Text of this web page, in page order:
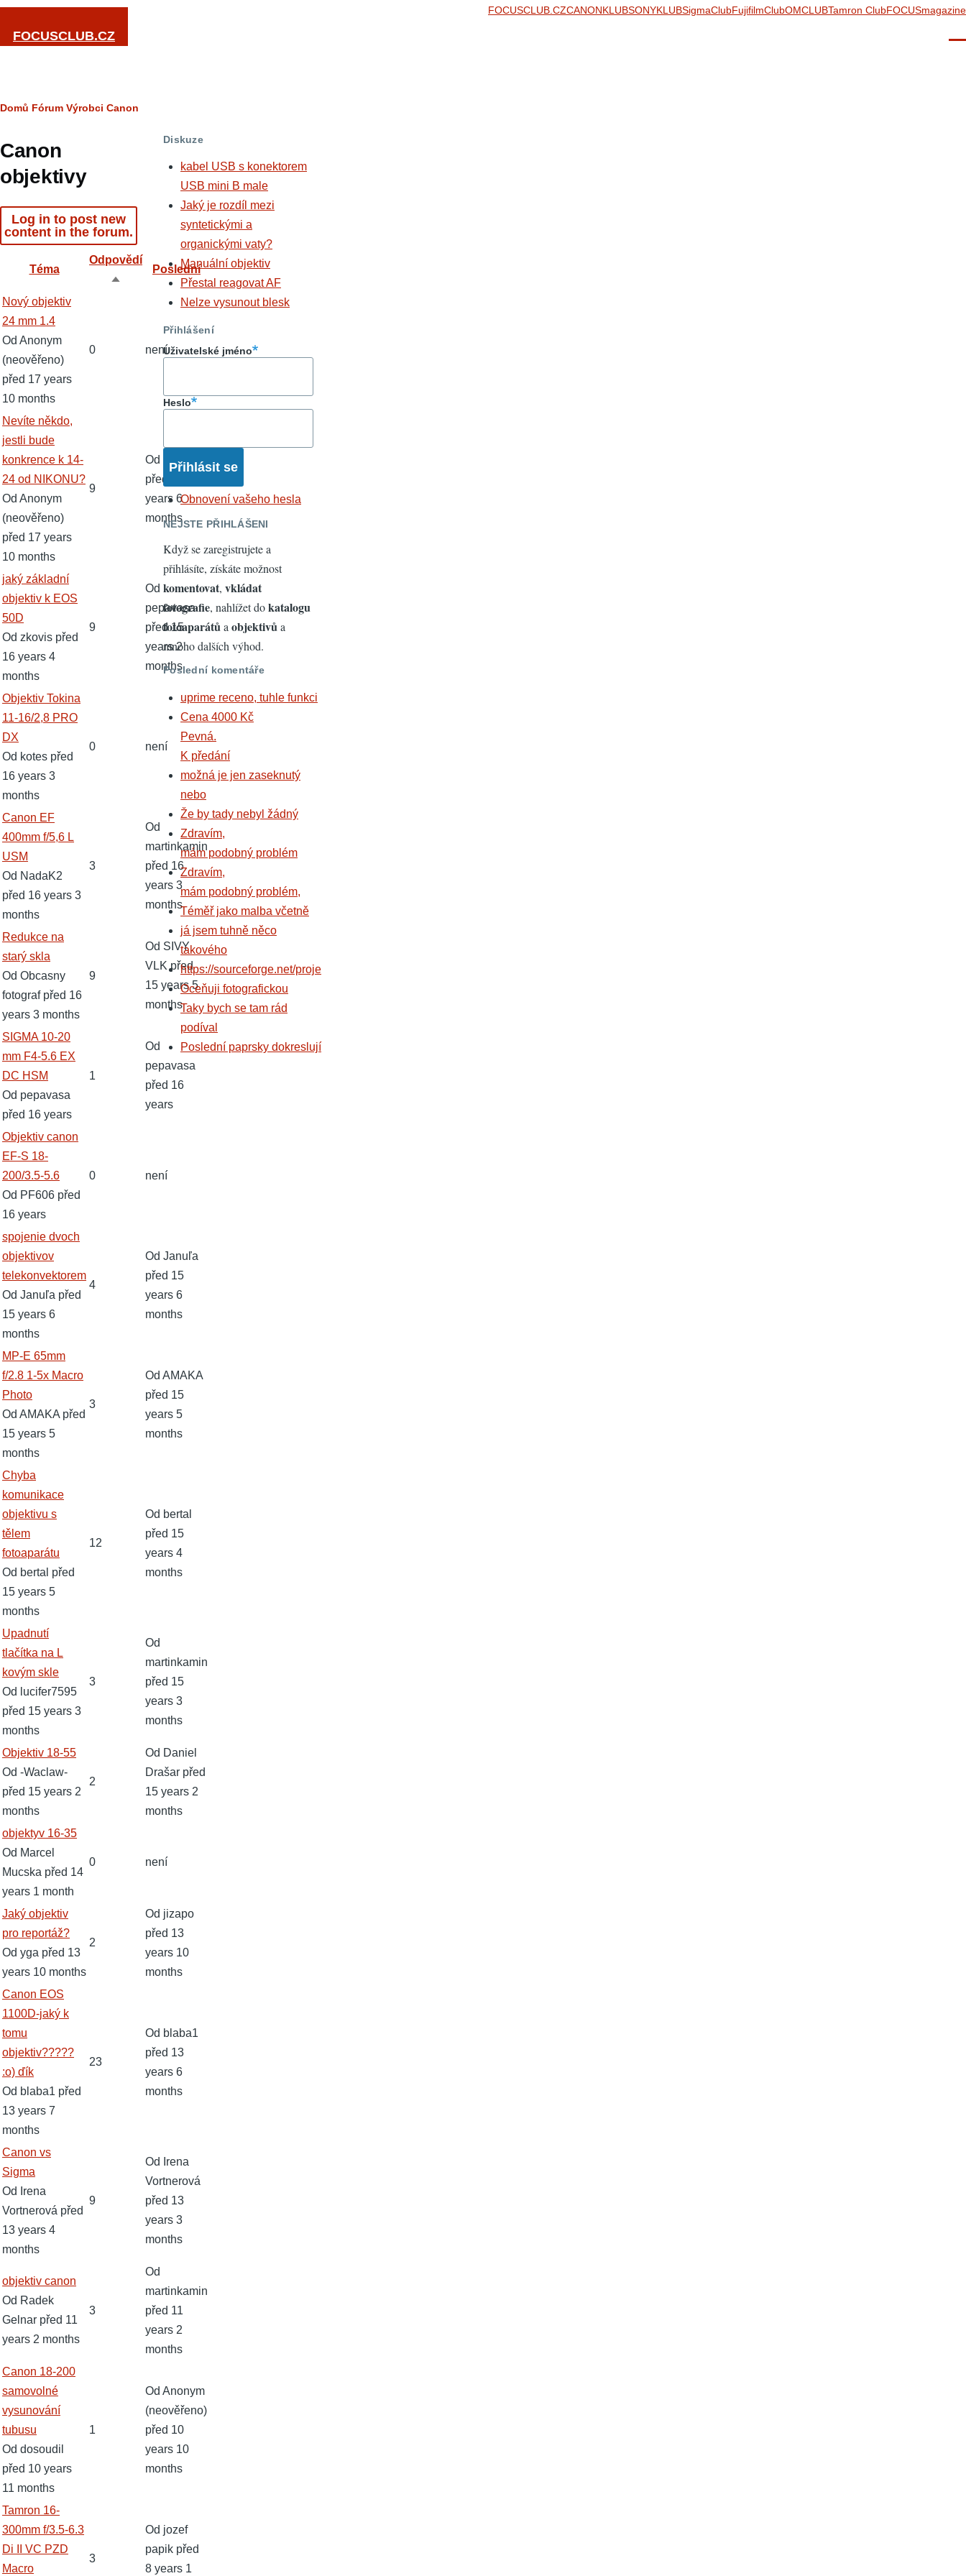
Přejít k hlavnímu obsahu
FOCUSCLUB.CZ
FOCUSCLUB.CZCANONKLUBSONYKLUBSigmaClubFujifilmClubOMCLUBTamron ClubFOCUSmagazine
Drobečková
Domů Fórum Výrobci Canon
Canon
objektivy
Log in to post new
content in the forum.
Téma
Odpovědí
Seřadit
Poslední
Normální
téma
Nový objektiv
24 mm 1.4
Od Anonym
(neověřeno)
před 17 years
10 months
0 není
Normální
téma
Nevíte někdo,
jestli bude
konkrence k 14-
24 od NIKONU?
Od Anonym
(neověřeno)
před 17 years
10 months
9
Od
lertimir
před 16
years 6
months
Normální
téma
jaký základní
objektiv k EOS
50D
Od zkovis před
16 years 4
months
9
Od
pepavasa
před 15
years 2
months
Normální
téma
Objektiv Tokina
11-16/2,8 PRO
DX
Od kotes před
16 years 3
months
0 není
Normální
téma
Canon EF
400mm f/5,6 L
USM
Od NadaK2
před 16 years 3
months
3
Od
martinkamin
před 16
years 3
months
Normální
téma
Redukce na
starý skla
Od Obcasny
fotografpřed 16
years 3 months
9
Od SIVY
VLKpřed
15 years 5
months
Normální
téma
SIGMA 10-20
mm F4-5.6 EX
DC HSM
Od pepavasa
před 16 years
1
Od
pepavasa
před 16
years
Normální
téma
Objektiv canon
EF-S 18-
200/3.5-5.6
Od PF606 před
16 years
0 není
Normální
téma
spojenie dvoch
objektivov
telekonvektorem
Od Januľa před
15 years 6
months
4
Od Januľa
před 15
years 6
months
Normální
téma
MP-E 65mm
f/2.8 1-5x Macro
Photo
Od AMAKA před
15 years 5
months
3
Od AMAKA
před 15
years 5
months
Normální
téma
Chyba
komunikace
objektivu s
tělem
fotoaparátu
Od bertal před
15 years 5
months
12
Od bertal
před 15
years 4
months
Normální
téma
Upadnutí
tlačítka na L
kovým skle
Od
lucifer7595
před 15 years 3
months
3
Od
martinkamin
před 15
years 3
months
Normální
téma
Objektiv 18-55
Od -Waclaw-
před 15 years 2
months
2
Od Daniel
Drašar před
15 years 2
months
Normální
téma
objektyv 16-35
Od Marcel
Mucska před 14
years 1 month
0 není
Normální
téma
Jaký objektiv
pro reportáž?
Od yga před 13
years 10 months
2
Od jizapo
před 13
years 10
months
Žhavé
téma
Canon EOS
1100D-jaký k
tomu
objektiv?????
:o) ďík
Od blaba1 před
13 years 7
months
23
Od blaba1
před 13
years 6
months
Normální
téma
Canon vs
Sigma
Od
Irena
Vortnerová před
13 years 4
months
9
Od
Irena
Vortnerová
před 13
years 3
months
Normální
téma
objektiv canon
Od Radek
Gelnar před 11
years 2 months
3
Od
martinkamin
před 11
years 2
months
Normální
téma
Canon 18-200
samovolné
vysunování
tubusu
Od dosoudil
před 10 years
11 months
1
Od Anonym
(neověřeno)
před 10
years 10
months
Normální
téma
Tamron 16-
300mm f/3.5-6.3
Di II VC PZD
Macro
3
Od jozef
papik před
8 years 1
Diskuze
kabel USB s konektorem
USB mini B male
Jaký je rozdíl mezi
syntetickými a
organickými vaty?
Manuální objektiv
Přestal reagovat AF
Nelze vysunout blesk
Přihlášení
Uživatelské jméno
Heslo
Obnovení vašeho hesla
NEJSTE PŘIHLÁŠENI
Když se zaregistrujete a
přihlásíte, získáte možnost
komentovat, vkládat
fotografie, nahlížet dokatalogu
fotoaparátůa objektivůa
mnoho dalších výhod.
Poslední komentáře
uprime receno, tuhle funkci
Cena 4000 Kč
Pevná.
K předání
možná je jen zaseknutý
nebo
Že by tady nebyl žádný
Zdravím,
mám podobný problém
Zdravím,
mám podobný problém,
Téměř jako malba včetně
já jsem tuhně něco
takového
https://sourceforge.net/proje
Oceňuji fotografickou
Taky bych se tam rád
podíval
Poslední paprsky dokreslují